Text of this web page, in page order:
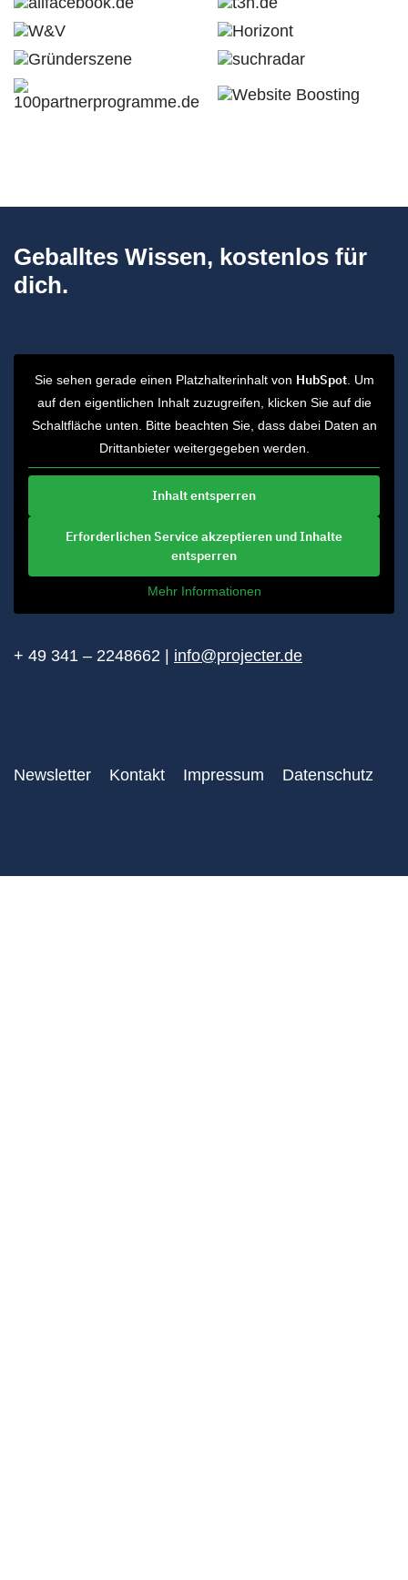
Geballtes Wissen, kostenlos für
dich.
Sie sehen gerade einen Platzhalterinhalt von HubSpot. Um
auf den eigentlichen Inhalt zuzugreifen, klicken Sie auf die
Schaltfläche unten. Bitte beachten Sie, dass dabei Daten an
Drittanbieter weitergegeben werden.
Inhalt entsperren
Erforderlichen Service akzeptieren und Inhalte
entsperren
Mehr Informationen
+ 49 341 – 2248662 | info@projecter.de
Newsletter Kontakt Impressum Datenschutz